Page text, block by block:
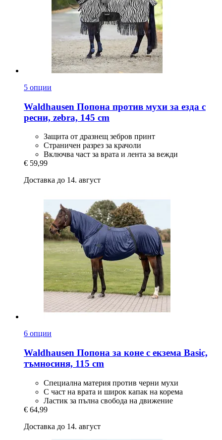
5 опции
Waldhausen Попона против мухи за езда с
ресни, zebra, 145 cm
Защита от дразнещ зебров принт
Страничен разрез за крачоли
Включва част за врата и лента за вежди
€ 59,99
Доставка до 14. август
6 опции
Waldhausen Попона за коне с екзема Basic,
тъмносиня, 115 cm
Специална материя против черни мухи
С част на врата и широк капак на корема
Ластик за пълна свобода на движение
€ 64,99
Доставка до 14. август